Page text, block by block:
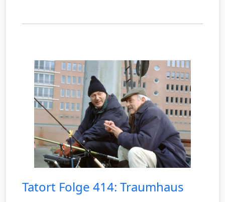
Tatort Folge 414: Traumhaus